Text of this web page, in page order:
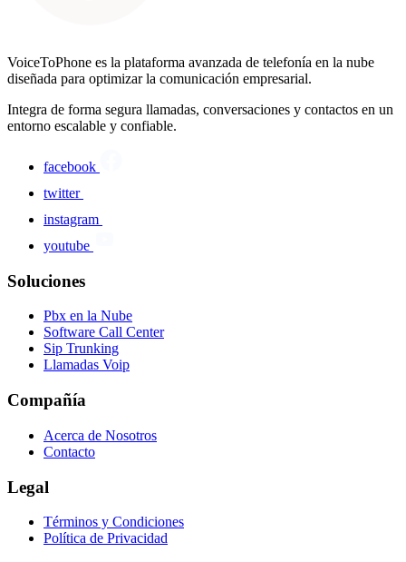
VoiceToPhone es la plataforma avanzada de telefonía en la nube
diseñada para optimizar la comunicación empresarial.
Integra de forma segura llamadas, conversaciones y contactos en un
entorno escalable y confiable.
facebook
twitter
instagram
youtube
Soluciones
Pbx en la Nube
Software Call Center
Sip Trunking
Llamadas Voip
Compañía
Acerca de Nosotros
Contacto
Legal
Términos y Condiciones
Política de Privacidad